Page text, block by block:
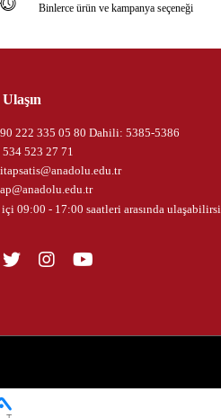
Binlerce ürün ve kampanya seçeneği
222 335 05 80 Dahili: 5385-5386
534 523 27 71
09:00 - 17:00 saatleri arasında